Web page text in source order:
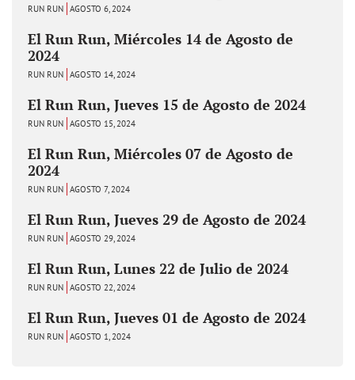
RUN RUN AGOSTO 6, 2024
El Run Run, Miércoles 14 de Agosto de
2024
RUN RUN AGOSTO 14, 2024
El Run Run, Jueves 15 de Agosto de 2024
RUN RUN AGOSTO 15, 2024
El Run Run, Miércoles 07 de Agosto de
2024
RUN RUN AGOSTO 7, 2024
El Run Run, Jueves 29 de Agosto de 2024
RUN RUN AGOSTO 29, 2024
El Run Run, Lunes 22 de Julio de 2024
RUN RUN AGOSTO 22, 2024
El Run Run, Jueves 01 de Agosto de 2024
RUN RUN AGOSTO 1, 2024